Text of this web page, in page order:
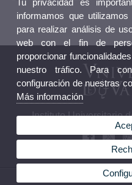
Instituto Universitario
© 2026 UV. - C/ Serpis, 29
informamos que
para realizar análisis de
web con el fin de
proporcionar
nuestro tráfico. Para
configuración de nuestras
Más información